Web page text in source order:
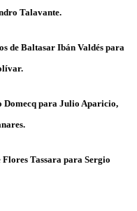
Talavante.
de Baltasar Ibán Valdés para
Domecq para Julio Aparicio,
.
Flores Tassara para Sergio